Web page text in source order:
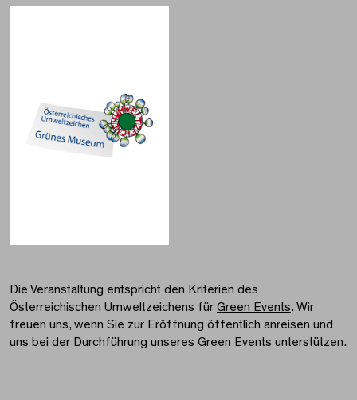
Die Veranstaltung entspricht den Kriterien des
Österreichischen Umweltzeichens für Green Events. Wir
freuen uns, wenn Sie zur Eröffnung öffentlich anreisen und
uns bei der Durchführung unseres Green Events unterstützen.